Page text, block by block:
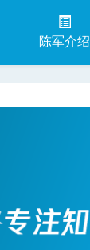
陈军介绍